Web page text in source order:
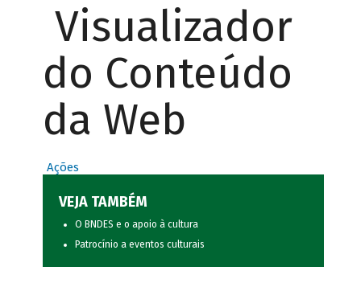
Visualizador
do Conteúdo
da Web
Ações
VEJA TAMBÉM
O BNDES e o apoio à cultura
Patrocínio a eventos culturais